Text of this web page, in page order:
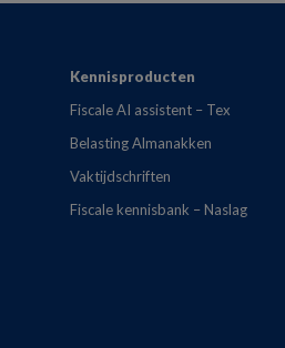
Kennisproducten
Fiscale AI assistent – Tex
Belasting Almanakken
Vaktijdschriften
Fiscale kennisbank – Naslag